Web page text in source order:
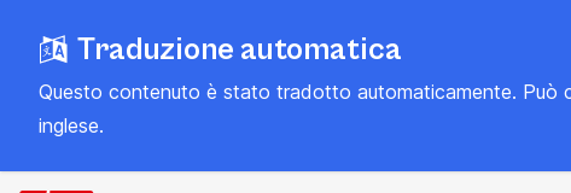
contenuto
principale
Traduzione automatica
Questo contenuto è stato tradotto automaticamente. Può
inglese.